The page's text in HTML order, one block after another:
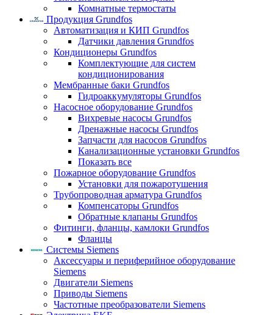
Комнатные термостаты
Продукция Grundfos
Автоматизация и КИП Grundfos
Датчики давления Grundfos
Кондиционеры Grundfos
Комплектующие для систем
кондиционирования
Мембранные баки Grundfos
Гидроаккумуляторы Grundfos
Насосное оборудование Grundfos
Вихревые насосы Grundfos
Дренажные насосы Grundfos
Запчасти для насосов Grundfos
Канализационные установки Grundfos
Показать все
Пожарное оборудование Grundfos
Установки для пожаротушения
Трубопроводная арматура Grundfos
Компенсаторы Grundfos
Обратные клапаны Grundfos
Фитинги, фланцы, камлоки Grundfos
Фланцы
Системы Siemens
Аксессуары и периферийное оборудование
Siemens
Двигатели Siemens
Приводы Siemens
Частотные преобразователи Siemens